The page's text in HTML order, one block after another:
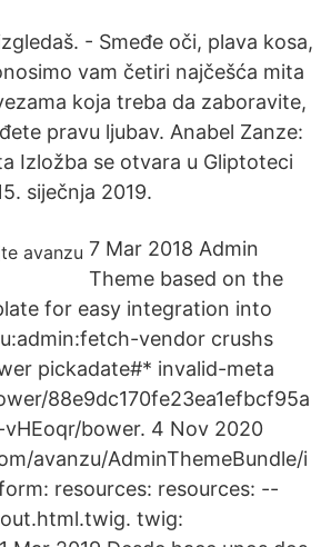
- Smeđe oči, plava kosa,
vam četiri najčešća mita
koja treba da zaboravite,
pravu ljubav. Anabel Zanze:
Izložba se otvara u Gliptoteci
siječnja 2019.
7 Mar 2018 Admin
Theme based on the
for easy integration into
vendor crushs
pickadate#* invalid-meta
88e9dc170fe23ea1efbcf95a
vHEoqr/bower. 4 Nov 2020
avanzu/AdminThemeBundle/i
resources: resources: --
twig: